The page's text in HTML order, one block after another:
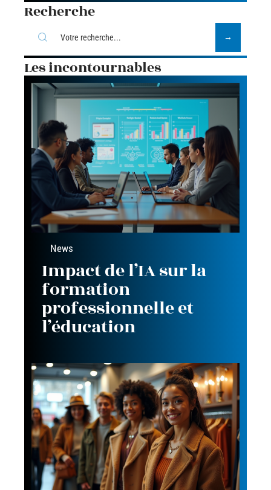
Recherche
Les incontournables
News
Impact de l’IA sur la
formation
professionnelle et
l’éducation